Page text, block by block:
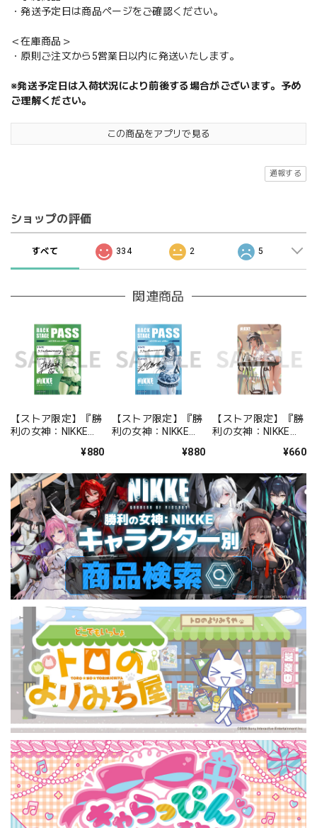
・発送予定日は商品ページをご確認ください。
＜在庫商品＞
・原則ご注文から5営業日以内に発送いたします。
※発送予定日は入荷状況により前後する場合がございます。予め
ご理解ください。
この商品をアプリで見る
通報する
ショップの評価
すべて 334 2 5
関連商品
【ストア限定】『勝
利の女神：NIKKE』
風ステッカーセット
¥880
【ストア限定】『勝
利の女神：NIKKE』
風ステッカーセット
¥880
【ストア限定】『勝
利の女神：NIKKE』
ステッカー ミルク¥660